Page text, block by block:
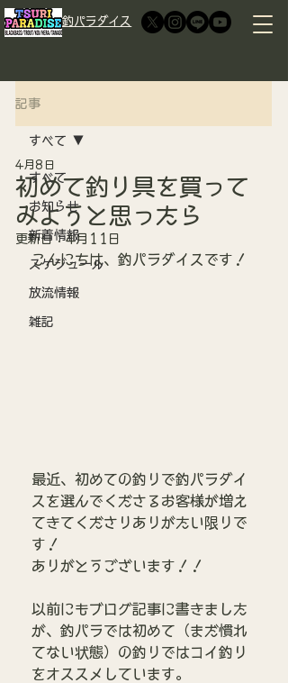
​釣パラダイス
記事
すべて
お知らせ
新着情報
スケジュール
放流情報
雑記
すべて
初めて釣り具を買って
みようと思ったら
4月8日
更新日：4月11日
こんにちは、釣パラダイスです！
最近、初めての釣りで釣パラダイ
スを選んでくださるお客様が増え
てきてくださりありがたい限りで
す！
ありがとうございます！！
以前にもブログ記事に書きました
が、釣パラでは初めて（まだ慣れ
てない状態）の釣りではコイ釣り
をオススメしています。